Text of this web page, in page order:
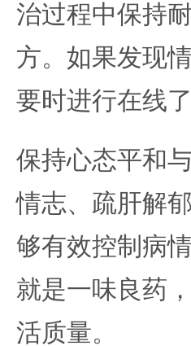
治过程中保持
方。如果发现
要时进行在线
保持心态平和
情志、疏肝解
够有效控制病
就是一味良药
活质量。